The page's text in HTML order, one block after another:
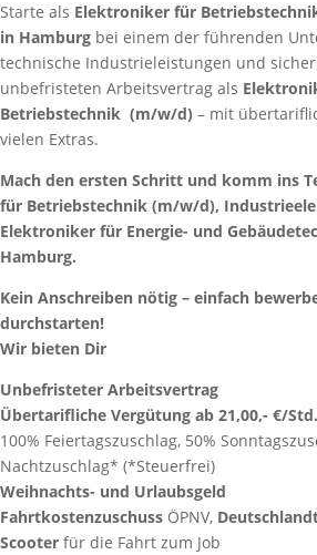
Starte als Elektroniker für
in Hamburg bei einem der führenden
technische Industrieleistungen und
unbefristeten Arbeitsvertrag als
Betriebstechnik (m/w/d) – mit
vielen Extras.
Mach den ersten Schritt und komm ins
für Betriebstechnik (m/w/d),
Elektroniker für Energie- und
Hamburg.
Kein Anschreiben nötig – einfach
durchstarten!
Wir bieten Dir
Unbefristeter Arbeitsvertrag
Übertarifliche Vergütung ab 21,00,- €/
100% Feiertagszuschlag, 50%
Nachtzuschlag* (*Steuerfrei)
Weihnachts- und Urlaubsgeld
Fahrtkostenzuschuss ÖPNV,
Scooter für die Fahrt zum Job